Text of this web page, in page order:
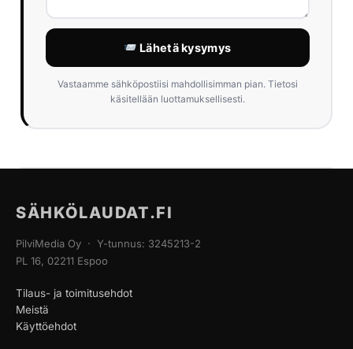
Lähetä kysymys
Vastaamme sähköpostiisi mahdollisimman pian. Tietosi
käsitellään luottamuksellisesti.
SÄHKÖLAUDAT.FI
PilviMedia Oy · Y-tunnus: 3245213-2
PL 16, 02211 Espoo
Tilaus- ja toimitusehdot
Meistä
Käyttöehdot